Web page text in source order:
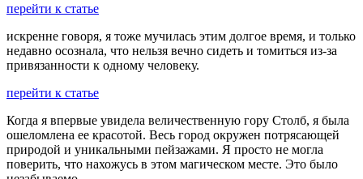
перейти к статье
искренне говоря, я тоже мучилась этим долгое время, и только
недавно осознала, что нельзя вечно сидеть и томиться из-за
привязанности к одному человеку.
перейти к статье
Когда я впервые увидела величественную гору Столб, я была
ошеломлена ее красотой. Весь город окружен потрясающей
природой и уникальными пейзажами. Я просто не могла
поверить, что нахожусь в этом магическом месте. Это было